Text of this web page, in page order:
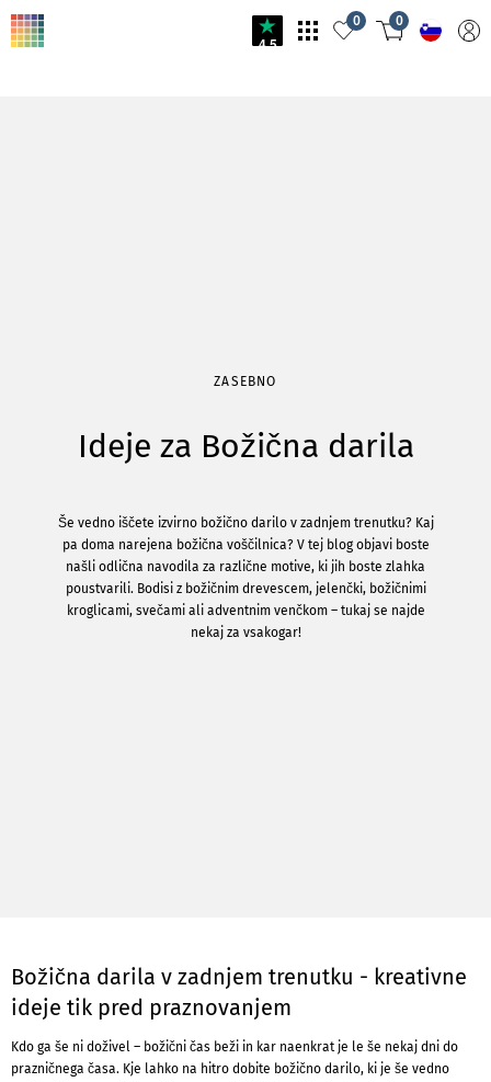
4.5
0 0
ZASEBNO
Ideje za Božična darila
Še vedno iščete izvirno božično darilo v zadnjem trenutku? Kaj
pa doma narejena božična voščilnica? V tej blog objavi boste
našli odlična navodila za različne motive, ki jih boste zlahka
poustvarili. Bodisi z božičnim drevescem, jelenčki, božičnimi
kroglicami, svečami ali adventnim venčkom – tukaj se najde
nekaj za vsakogar!
Božična darila v zadnjem trenutku - kreativne
ideje tik pred praznovanjem
Kdo ga še ni doživel – božični čas beži in kar naenkrat je le še nekaj dni do
prazničnega časa. Kje lahko na hitro dobite božično darilo, ki je še vedno